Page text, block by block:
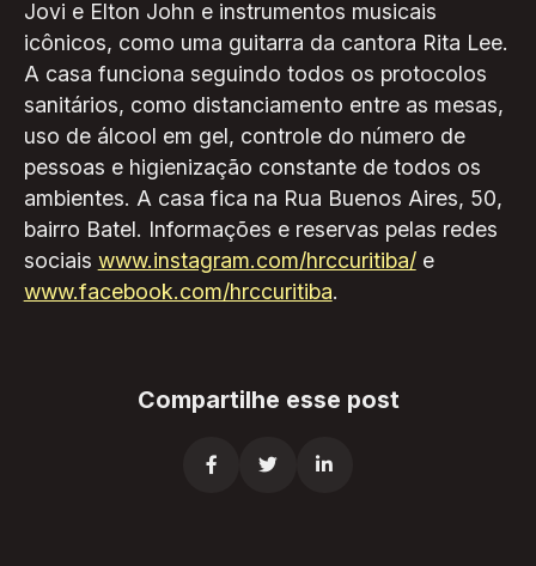
Jovi e Elton John e instrumentos musicais
icônicos, como uma guitarra da cantora Rita Lee.
A casa funciona seguindo todos os protocolos
sanitários, como distanciamento entre as mesas,
uso de álcool em gel, controle do número de
pessoas e higienização constante de todos os
ambientes. A casa fica na Rua Buenos Aires, 50,
bairro Batel. Informações e reservas pelas redes
sociais www.instagram.com/hrccuritiba/e
www.facebook.com/hrccuritiba.
Compartilhe esse post
  